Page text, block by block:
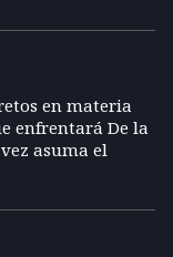
en materia
enfrentará De la
asuma el